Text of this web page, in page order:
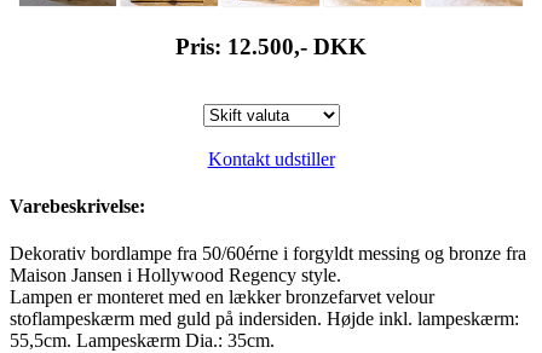
Pris: 12.500,- DKK
Kontakt udstiller
Varebeskrivelse:
Dekorativ bordlampe fra 50/60érne i forgyldt messing og bronze fra
Maison Jansen i Hollywood Regency style.
Lampen er monteret med en lækker bronzefarvet velour
stoflampeskærm med guld på indersiden. Højde inkl. lampeskærm:
55,5cm. Lampeskærm Dia.: 35cm.